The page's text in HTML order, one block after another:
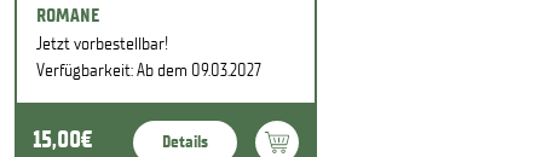
ROMANE
Jetzt vorbestellbar!
Verfügbarkeit: Ab dem 09.03.2027
15,00€ Details